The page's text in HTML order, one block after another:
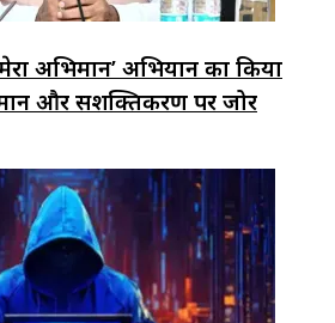
अभिमान’ अभियान का किया
और सशक्तिकरण पर जोर